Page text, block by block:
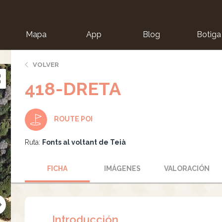
Mapa App Blog Botiga
VOLVER
418-DRETA
ROUTE POI
Ruta: Fonts al voltant de Teià
FICHA IMÁGENES VALORACIÓN